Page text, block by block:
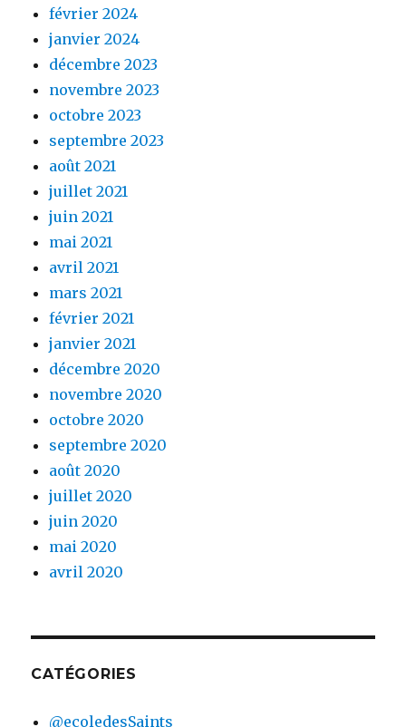
février 2024
janvier 2024
décembre 2023
novembre 2023
octobre 2023
septembre 2023
août 2021
juillet 2021
juin 2021
mai 2021
avril 2021
mars 2021
février 2021
janvier 2021
décembre 2020
novembre 2020
octobre 2020
septembre 2020
août 2020
juillet 2020
juin 2020
mai 2020
avril 2020
CATÉGORIES
@ecoledesSaints